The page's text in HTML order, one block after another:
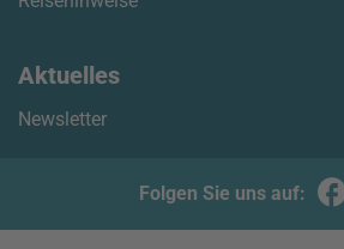
Aktuelles
Newsletter
Folgen Sie uns auf: